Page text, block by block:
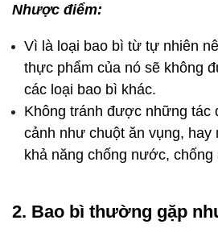
Nhược điểm:
Vì là loại bao bì từ tự nhiên
thực phẩm của nó sẽ không
các loại bao bì khác.
Không tránh được những tác
cảnh như chuột ăn vụng, hay
khả năng chống nước, chống
2. Bao bì thường gặp